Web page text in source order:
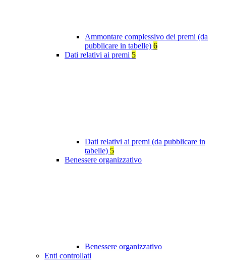
Ammontare complessivo dei premi (da
pubblicare in tabelle) 6
Dati relativi ai premi 5
Dati relativi ai premi (da pubblicare in
tabelle) 5
Benessere organizzativo
Benessere organizzativo
Enti controllati